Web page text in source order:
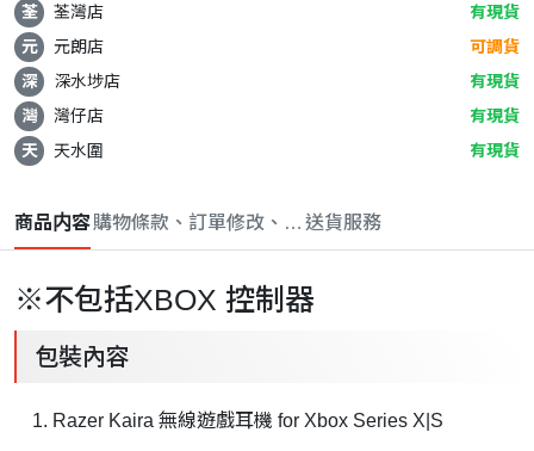
荃
荃灣店
有現貨
元
元朗店
可調貨
深
深水埗店
有現貨
灣
灣仔店
有現貨
天
天水圍 有現貨
商品内容購物條款、訂單修改、取消與退款政策
送貨服務
※不包括XBOX 控制器
包裝內容
Razer Kaira 無線遊戲耳機 for Xbox Series X|S